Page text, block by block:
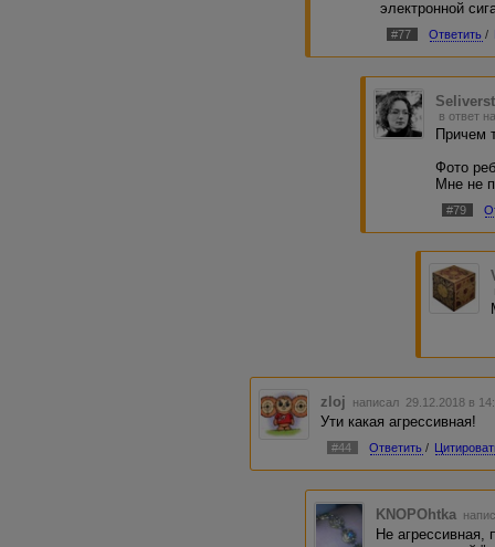
электронной
#77 Ответить /
в ответ
Причем
Фото
Мне не
#79
zloj написал 29.12.2018 в
Ути какая агрессивная!
#44 Ответить /
KNOPOhtka
Не агрессивная,